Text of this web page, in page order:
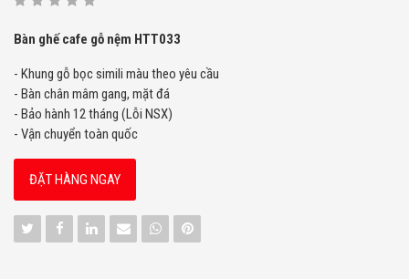
Bàn ghế cafe gỗ nệm HTT033
- Khung gỗ bọc simili màu theo yêu cầu
- Bàn chân mâm gang, mặt đá
- Bảo hành 12 tháng (Lỗi NSX)
- Vận chuyển toàn quốc
ĐẶT HÀNG NGAY